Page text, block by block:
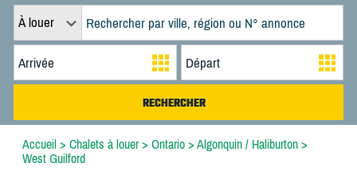
À louer
Accueil> Chalets à louer> Ontario> Algonquin / Haliburton>
West Guilford